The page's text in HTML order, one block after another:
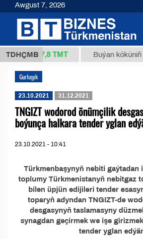
TDHÇMB
1 (kg.) 37,8 ТМТ Buýan köküniň
Gurluşyk
23.10.2021 31.12.2021
TNGIZT wodorod önümçilik
boýunça halkara tender yglan
23.10.2021 - 10:41
Türkmenbaşynyň nebiti gaýtadan
toplumy Türkmenistanyň nebitgaz
bilen üpjün edijileri tender
toparyň adyndan TNGIZT-de
desgasynyň taslamasyny
synagdan geçirmek we işe
tender yglan edýär
Awgust 7, 2026